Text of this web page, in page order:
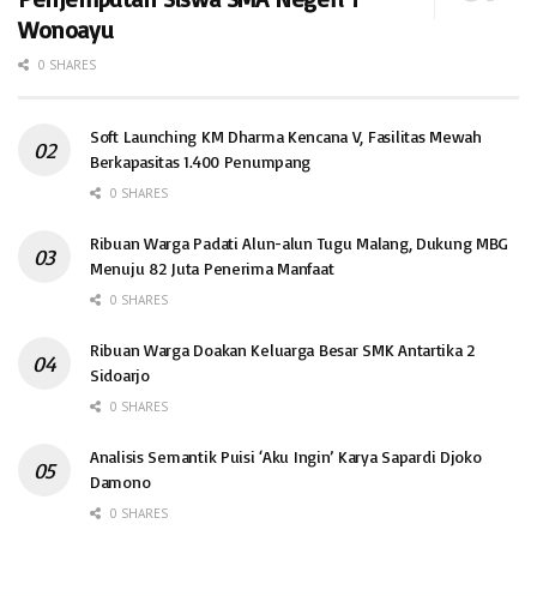
Wonoayu
0 SHARES
Soft Launching KM Dharma Kencana V, Fasilitas Mewah
Berkapasitas 1.400 Penumpang
0 SHARES
Ribuan Warga Padati Alun-alun Tugu Malang, Dukung MBG
Menuju 82 Juta Penerima Manfaat
0 SHARES
Ribuan Warga Doakan Keluarga Besar SMK Antartika 2
Sidoarjo
0 SHARES
Analisis Semantik Puisi ‘Aku Ingin’ Karya Sapardi Djoko
Damono
0 SHARES